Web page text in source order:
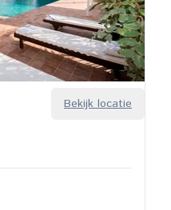
Bekijk locatie